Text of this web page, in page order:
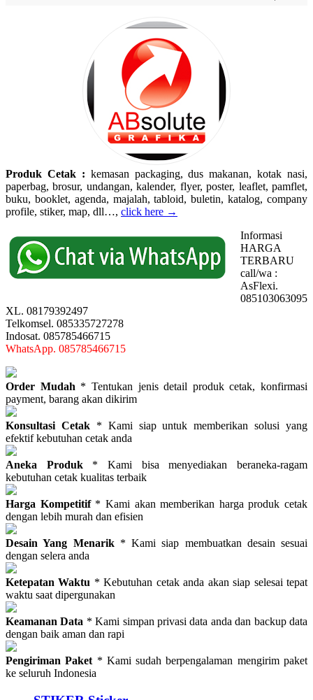
Produk Cetak : kemasan packaging, dus makanan, kotak nasi,
paperbag, brosur, undangan, kalender, flyer, poster, leaflet, pamflet,
buku, booklet, agenda, majalah, tabloid, buletin, katalog, company
profile, stiker, map, dll…, click here →
Informasi
HARGA
TERBARU
call/wa :
AsFlexi.
085103063095
XL. 08179392497
Telkomsel. 085335727278
Indosat. 085785466715
WhatsApp. 085785466715
Order Mudah * Tentukan jenis detail produk cetak, konfirmasi
payment, barang akan dikirim
Konsultasi Cetak* Kami siap untuk memberikan solusi yang
efektif kebutuhan cetak anda
Aneka Produk * Kami bisa menyediakan beraneka-ragam
kebutuhan cetak kualitas terbaik
Harga Kompetitif* Kami akan memberikan harga produk cetak
dengan lebih murah dan efisien
Desain Yang Menarik* Kami siap membuatkan desain sesuai
dengan selera anda
Ketepatan Waktu * Kebutuhan cetak anda akan siap selesai tepat
waktu saat dipergunakan
Keamanan Data * Kami simpan privasi data anda dan backup data
dengan baik aman dan rapi
Pengiriman Paket * Kami sudah berpengalaman mengirim paket
ke seluruh Indonesia